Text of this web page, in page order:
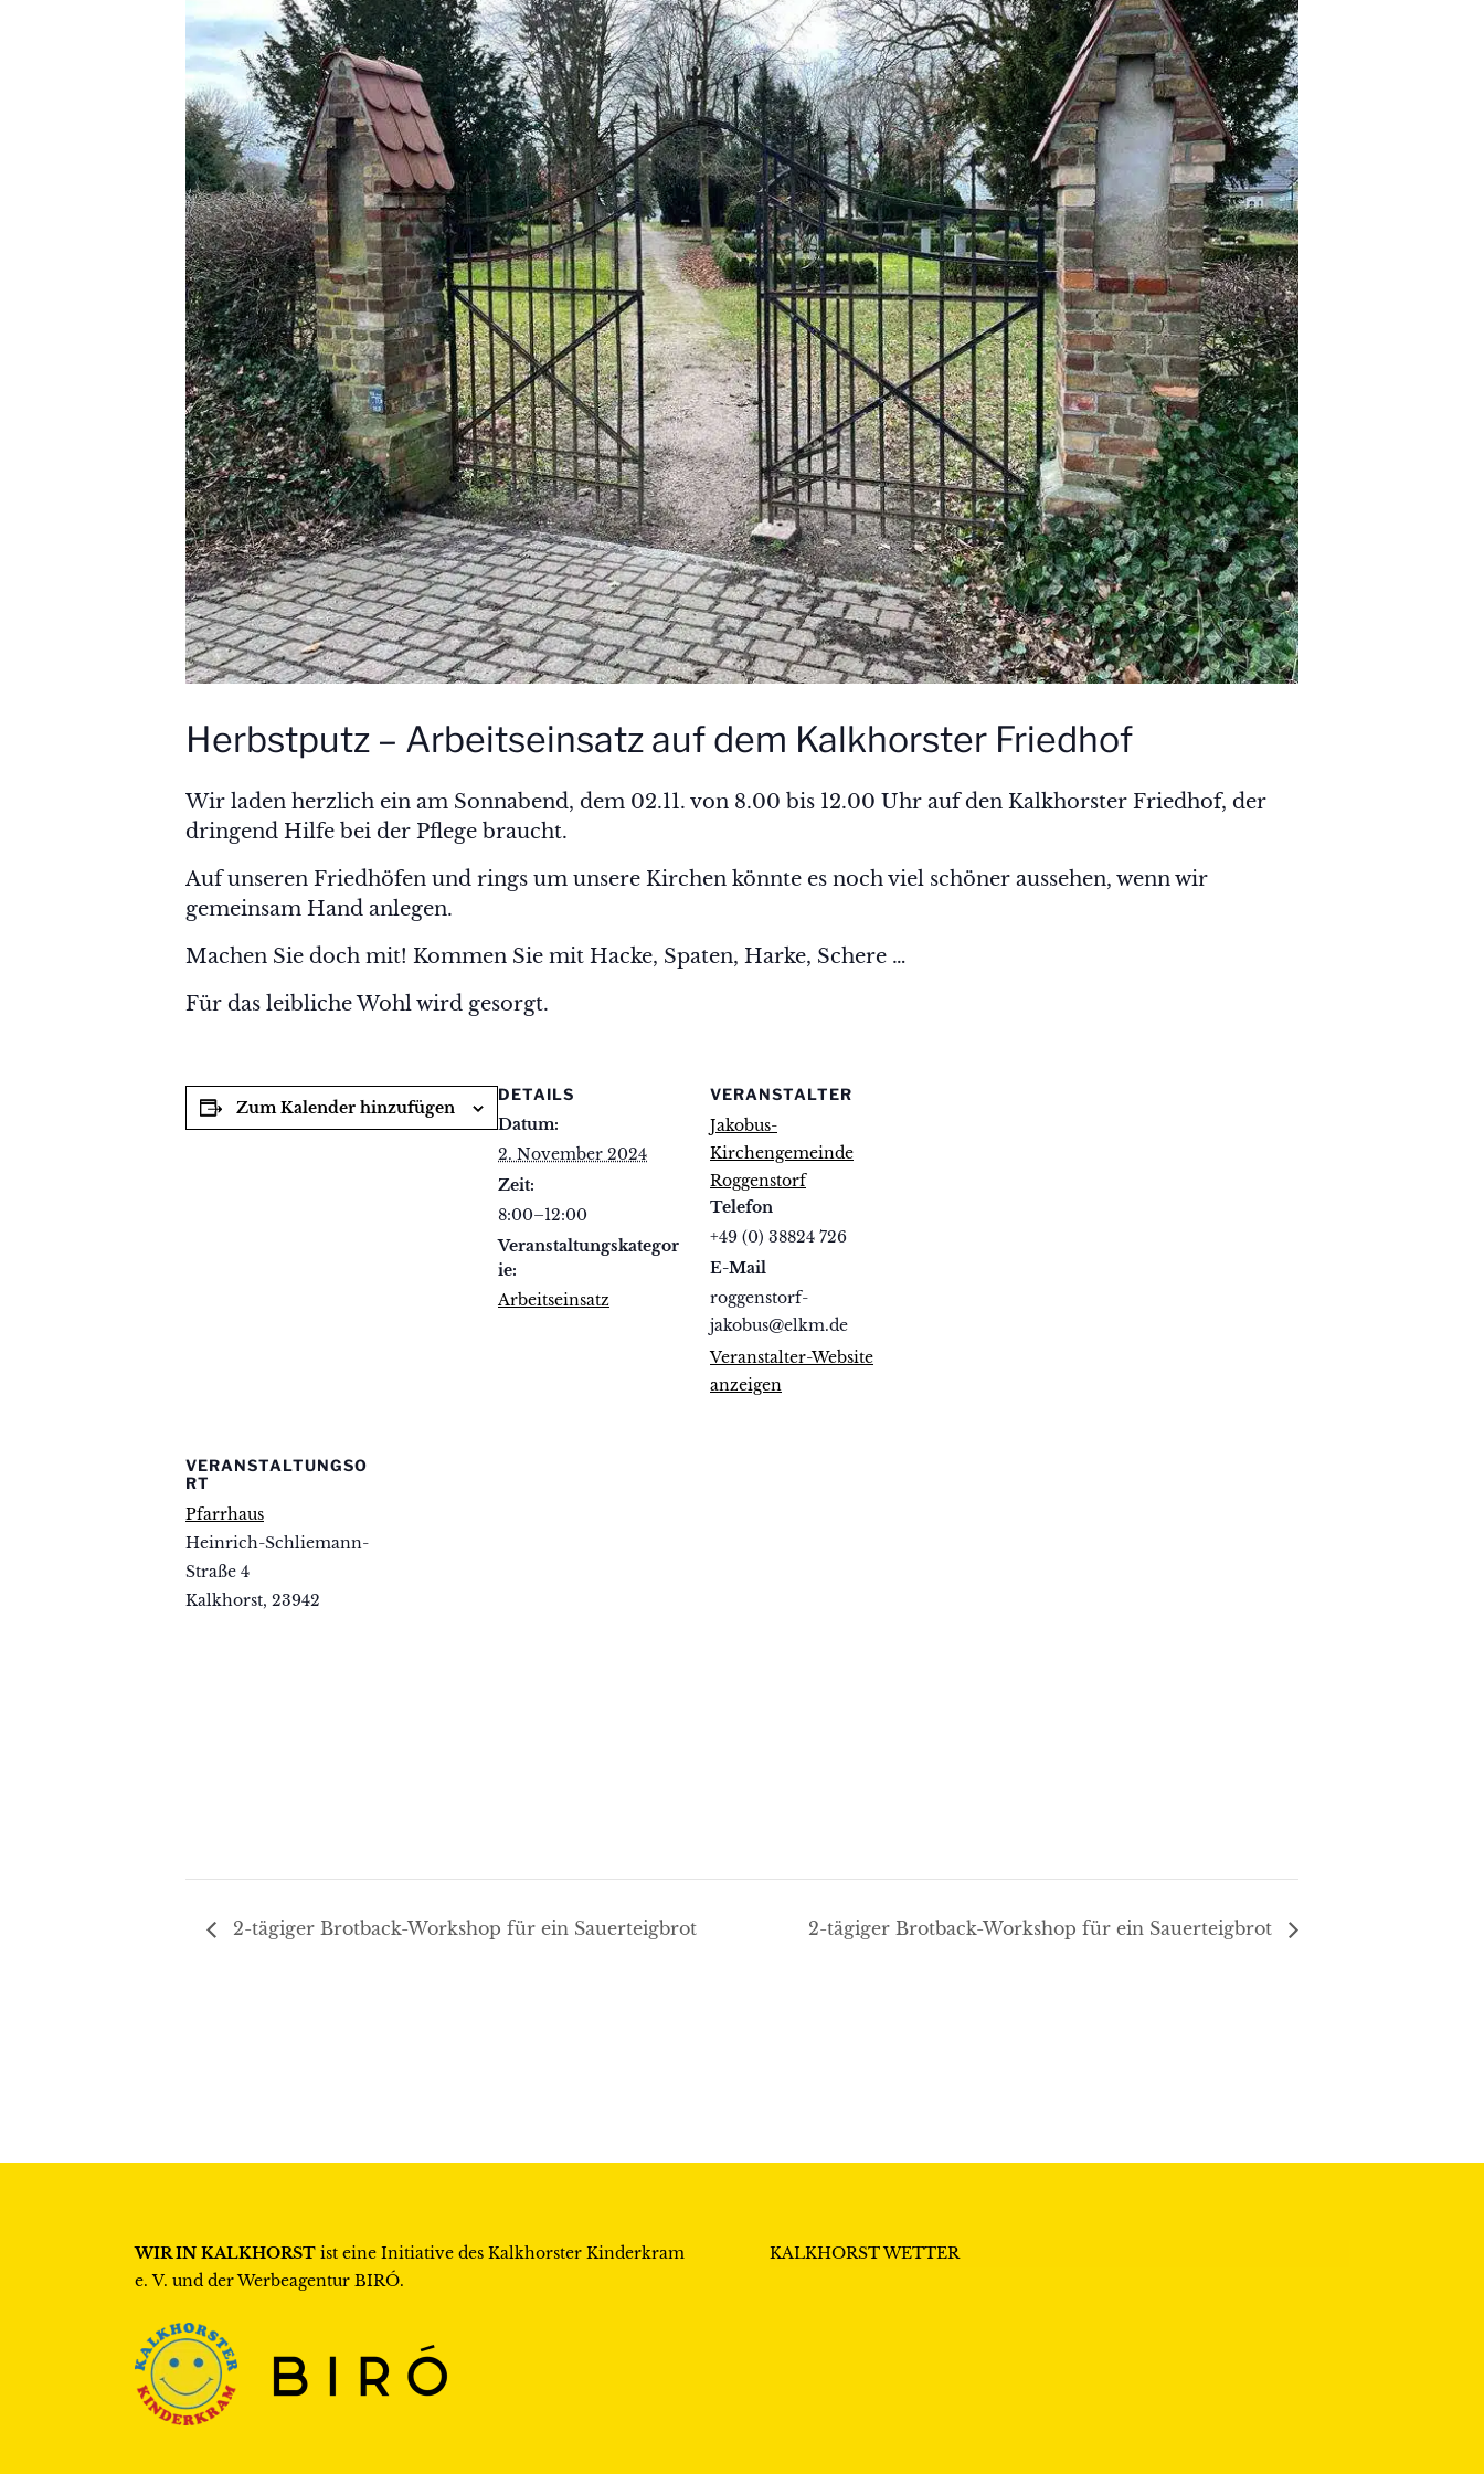
Herbstputz – Arbeitseinsatz auf dem Kalkhorster Friedhof
Wir laden herzlich ein am Sonnabend, dem 02.11. von 8.00 bis 12.00 Uhr auf den Kalkhorster Friedhof, der
dringend Hilfe bei der Pflege braucht.
Auf unseren Friedhöfen und rings um unsere Kirchen könnte es noch viel schöner aussehen, wenn wir
gemeinsam Hand anlegen.
Machen Sie doch mit! Kommen Sie mit Hacke, Spaten, Harke, Schere …
Für das leibliche Wohl wird gesorgt.
Zum Kalender hinzufügen
DETAILS
Datum:
2. November 2024
Zeit:
8:00–12:00
Veranstaltungskategor
ie:
Arbeitseinsatz
VERANSTALTER
Jakobus-
Kirchengemeinde
Roggenstorf
Telefon
+49 (0) 38824 726
E-Mail
roggenstorf-
jakobus@elkm.de
Veranstalter-Website
anzeigen
VERANSTALTUNGSO
RT
Pfarrhaus
Heinrich-Schliemann-
Straße 4
Kalkhorst, 23942
2-tägiger Brotback-Workshop für ein Sauerteigbrot 2-tägiger Brotback-Workshop für ein Sauerteigbrot
WIR IN KALKHORST ist eine Initiative des Kalkhorster Kinderkram
e. V. und der Werbeagentur BIRÓ.
KALKHORST WETTER